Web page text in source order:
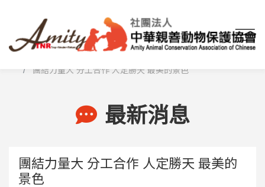
團結力量大 分工合作 人定勝天 最美的景色
最新消息
團結力量大 分工合作 人定勝天 最美的
景色